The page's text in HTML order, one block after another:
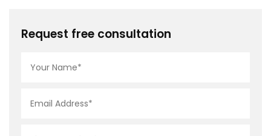
Request free consultation